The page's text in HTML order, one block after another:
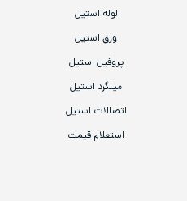
لوله استیل
ورق استیل
پروفیل استیل
میلگرد استیل
اتصالات استیل
استعلام قیمت